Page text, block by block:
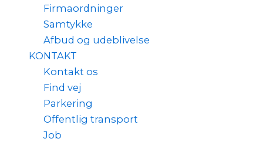
Firmaordninger
Samtykke
Afbud og udeblivelse
KONTAKT
Kontakt os
Find vej
Parkering
Offentlig transport
Job